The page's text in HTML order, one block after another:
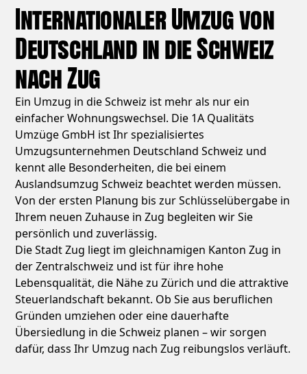
Internationaler Umzug von
Deutschland in die Schweiz
nach Zug
Ein Umzug in die Schweiz ist mehr als nur ein
einfacher Wohnungswechsel. Die 1A Qualitäts
Umzüge GmbH ist Ihr spezialisiertes
Umzugsunternehmen Deutschland Schweiz und
kennt alle Besonderheiten, die bei einem
Auslandsumzug Schweiz beachtet werden müssen.
Von der ersten Planung bis zur Schlüsselübergabe in
Ihrem neuen Zuhause in Zug begleiten wir Sie
persönlich und zuverlässig.
Die Stadt Zug liegt im gleichnamigen Kanton Zug in
der Zentralschweiz und ist für ihre hohe
Lebensqualität, die Nähe zu Zürich und die attraktive
Steuerlandschaft bekannt. Ob Sie aus beruflichen
Gründen umziehen oder eine dauerhafte
Übersiedlung in die Schweiz planen – wir sorgen
dafür, dass Ihr Umzug nach Zug reibungslos verläuft.